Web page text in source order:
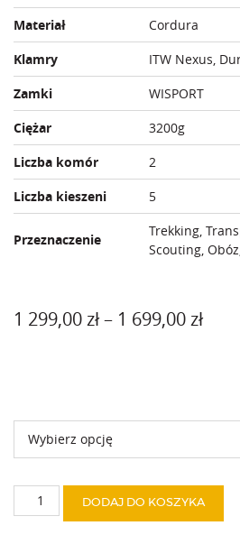
Materiał
Cordura
Klamry
ITW Nexus,
Zamki
WISPORT
Ciężar
3200g
Liczba komór
2
Liczba kieszeni
5
Przeznaczenie
Trekking,
Scouting,
1 299,00zł– 1 699,00zł
ilość
Raccoon
DODAJ DO KOSZYKA